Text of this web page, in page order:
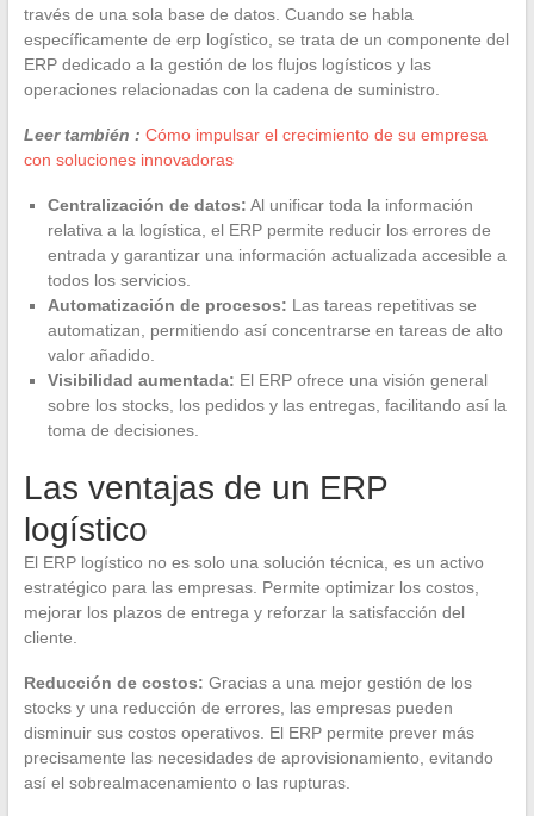
través de una sola base de datos. Cuando se habla
específicamente de erp logístico, se trata de un componente del
ERP dedicado a la gestión de los flujos logísticos y las
operaciones relacionadas con la cadena de suministro.
Leer también : Cómo impulsar el crecimiento de su empresa
con soluciones innovadoras
Centralización de datos: Al unificar toda la información
relativa a la logística, el ERP permite reducir los errores de
entrada y garantizar una información actualizada accesible a
todos los servicios.
Automatización de procesos: Las tareas repetitivas se
automatizan, permitiendo así concentrarse en tareas de alto
valor añadido.
Visibilidad aumentada: El ERP ofrece una visión general
sobre los stocks, los pedidos y las entregas, facilitando así la
toma de decisiones.
Las ventajas de un ERP
logístico
El ERP logístico no es solo una solución técnica, es un activo
estratégico para las empresas. Permite optimizar los costos,
mejorar los plazos de entrega y reforzar la satisfacción del
cliente.
Reducción de costos: Gracias a una mejor gestión de los
stocks y una reducción de errores, las empresas pueden
disminuir sus costos operativos. El ERP permite prever más
precisamente las necesidades de aprovisionamiento, evitando
así el sobrealmacenamiento o las rupturas.